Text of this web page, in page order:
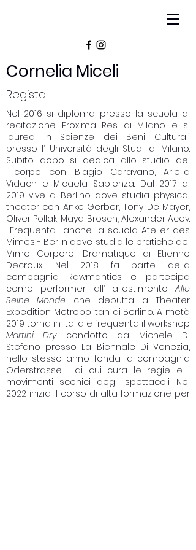
Cornelia Miceli
Regista
Nel 2016 si diploma presso la scuola di
recitazione Proxima Res di Milano e si
laurea in Scienze dei Beni Culturali
presso l’ Università degli Studi di Milano.
Subito dopo si dedica allo studio del
corpo con Biagio Caravano, Ariella
Vidach e Micaela Sapienza. Dal 2017 al
2019 vive a Berlino dove studia physical
theater con Anke Gerber, Tony De Mayer,
Oliver Pollak, Maya Brosch, Alexander Acev.
Frequenta anche la scuola Atelier des
Mimes - Berlin dove studia le pratiche del
Mime Corporel Dramatique di Etienne
Decroux. Nel 2018 fa parte della
compagnia Rawmantics e partecipa
come performer all’ allestimentoAlle
Seine Monde che debutta a Theater
Expedition Metropolitan di Berlino. A metà
2019 torna in Italia e frequenta il workshop
Martini Drycondotto da Michele Di
Stefano presso La Biennale Di Venezia,
nello stesso anno fonda la compagnia
Oderstrasse , di cui cura le regie e i
movimenti scenici degli spettacoli. Nel
2022 inizia il corso di alta formazione per